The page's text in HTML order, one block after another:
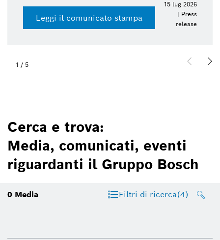
Leggi il comunicato stampa
15 lug 2026
| Press
release
1 / 5
Cerca e trova:
Media, comunicati, eventi
riguardanti il Gruppo Bosch
0 Media Filtri di ricerca(4)